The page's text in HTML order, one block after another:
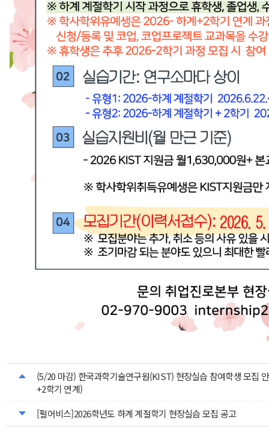
(5/20 마감) 한국과학기술연구원(KIST) 현장실습 참여학생 모집
+2학기 연계)
[펄어비스]2026학년도 하계 계절학기 현장실습 모집 공고